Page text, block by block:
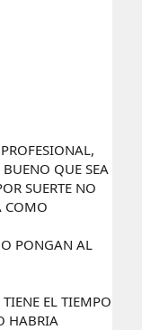
QUE SEA
SUERTE NO
COMO
PONGAN AL
EL TIEMPO
HABRIA